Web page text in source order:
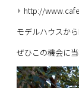
http://
モデルハウスか
ぜひこの機会に